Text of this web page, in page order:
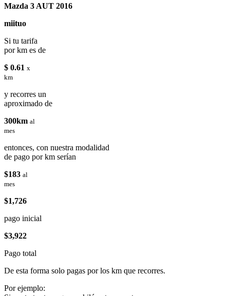
Mazda 3 AUT 2016
miituo
Si tu tarifa
por km es de
$ 0.61 x
km
y recorres un
aproximado de
300km al
mes
entonces, con nuestra modalidad
de pago por km serían
$183 al
mes
$1,726
pago inicial
$3,922
Pago total
De esta forma solo pagas por los km que recorres.
Por ejemplo: